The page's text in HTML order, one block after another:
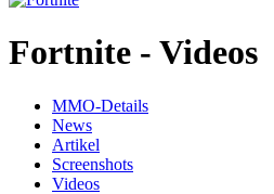
Fortnite - Videos
MMO-Details
News
Artikel
Screenshots
Videos